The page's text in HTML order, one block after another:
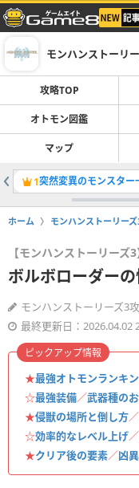
モンハンストーリ
攻略TOP
オトモン図鑑
マップ
1突然変異のモンスター
ホーム モンハンストーリー
【モンハンストーリーズ3
ボルボローダーの
モンハンストーリーズ3
最終更新日：2026.04.02
★最強オトモンランキ
☆最強装備／武器種の
★侵獣の場所と倒し方／
☆効率的なレベル上げ／
★クリア後の要素／凶
ピックアップ情報